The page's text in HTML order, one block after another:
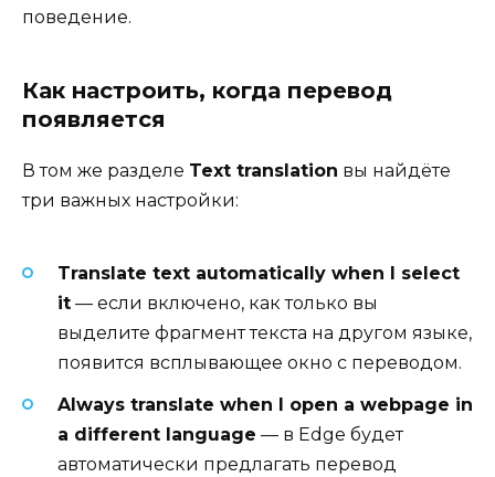
поведение.
Как настроить, когда перевод
появляется
В том же разделе Text translation вы найдёте
три важных настройки:
Translate text automatically when I select
it — если включено, как только вы
выделите фрагмент текста на другом языке,
появится всплывающее окно с переводом.
Always translate when I open a webpage in
a different language — в Edge будет
автоматически предлагать перевод